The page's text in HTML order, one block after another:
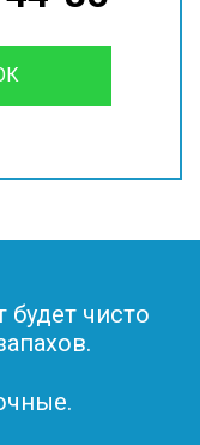
будет чисто